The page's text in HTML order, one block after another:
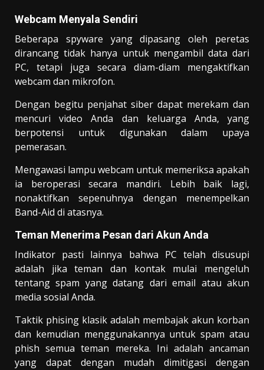
Webcam Menyala Sendiri
Beberapa spyware yang dipasang oleh peretas
dirancang tidak hanya untuk mengambil data dari
PC, tetapi juga secara diam-diam mengaktifkan
webcam dan mikrofon.
Dengan begitu penjahat siber dapat merekam dan
mencuri video Anda dan keluarga Anda, yang
berpotensi untuk digunakan dalam upaya
pemerasan.
Mengawasi lampu webcam untuk memeriksa apakah
ia beroperasi secara mandiri. Lebih baik lagi,
nonaktifkan sepenuhnya dengan menempelkan
Band-Aid di atasnya.
Teman Menerima Pesan dari Akun Anda
Indikator pasti lainnya bahwa PC telah disusupi
adalah jika teman dan kontak mulai mengeluh
tentang spam yang datang dari email atau akun
media sosial Anda.
Taktik phising klasik adalah membajak akun korban
dan kemudian menggunakannya untuk spam atau
phish semua teman mereka. Ini adalah ancaman
yang dapat dengan mudah dimitigasi dengan